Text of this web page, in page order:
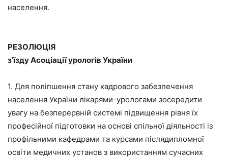
населення.
РЕЗОЛЮЦІЯ
з’їзду Асоціації урологів України
1. Для поліпшення стану кадрового забезпечення
населення України лікарями-урологами зосередити
увагу на безперервній системі підвищення рівня їх
професійної підготовки на основі спільної діяльності із
профільними кафедрами та курсами післядипломної
освіти медичних установ з використанням сучасних